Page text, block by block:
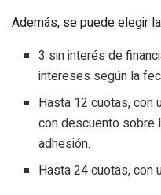
Además, se puede elegir
3 sin interés de
intereses según la
Hasta 12 cuotas, con
con descuento sobre
adhesión.
Hasta 24 cuotas, con